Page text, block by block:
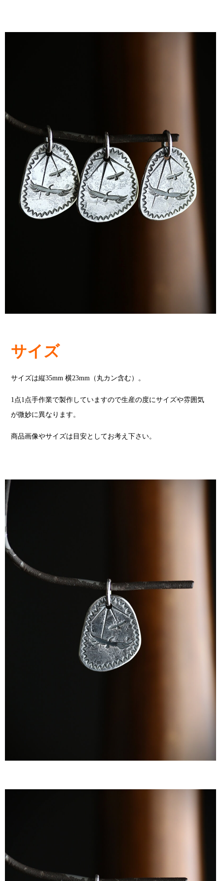
サイズ
サイズは縦35mm 横23mm（丸カン含む）。
1点1点手作業で製作していますので生産の度にサイズや雰囲気
が微妙に異なります。
商品画像やサイズは目安としてお考え下さい。